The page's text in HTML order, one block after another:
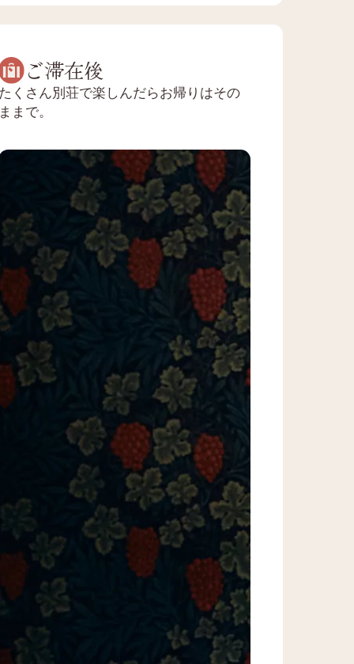
ご滞在後
くさん別荘で楽しんだらお帰りはその
まで。